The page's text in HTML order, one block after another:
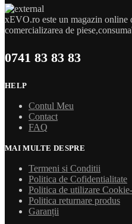
xEVO.ro este un magazin online
comercializarea de
0741 83 83 83
HELP
Contul Meu
Contact
FAQ
MAI MULTE DESPRE
Termeni si Conditii
Politica de Cofidentialitate
Politica de utilizare
Politica returnare produs
Garanții